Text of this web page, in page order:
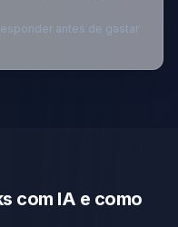
antes de gastar
com IA e como